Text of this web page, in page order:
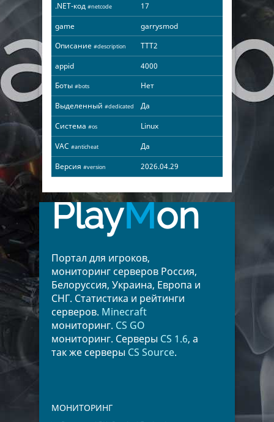
.NET-код #netcode
17
game
garrysmod
Описание #description
TTT2
appid
4000
Боты #bots
Нет
Выделенный #dedicated
Да
Система #os
Linux
VAC #anticheat
Да
Версия #version 2026.04.29
PlayMon
Портал для игроков,
мониторинг серверов Россия,
Белоруссия, Украина, Европа и
СНГ. Статистика и рейтинги
серверов. Minecraft
мониторинг. CS GO
мониторинг. Серверы CS 1.6, а
так же серверы CS Source.
МОНИТОРИНГ